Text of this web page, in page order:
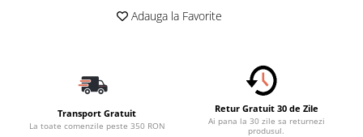
Seturi Interior
Accesorii Siguranta Auto
Carcasa Cheie
Adauga la Favorite
Transport Gratuit
La toate comenzile peste 350 RON
Retur Gratuit 30 de Zile
Ai pana la 30 zile sa returnezi
produsul.